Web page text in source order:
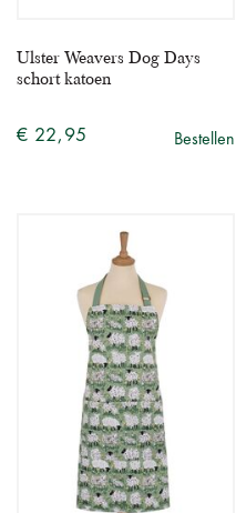
Ulster Weavers Dog Days
schort katoen
€ 22,95 Bestellen